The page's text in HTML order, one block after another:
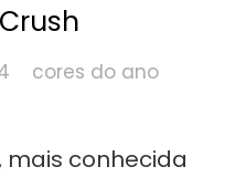
cores do ano
mais conhecida